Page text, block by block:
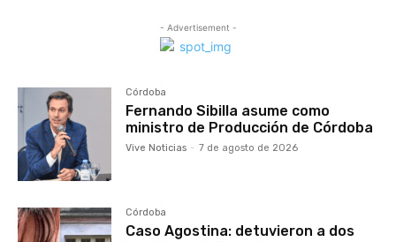
- Advertisement -
Córdoba
Fernando Sibilla asume como
ministro de Producción de Córdoba
Vive Noticias - 7 de agosto de 2026
Córdoba
Caso Agostina: detuvieron a dos